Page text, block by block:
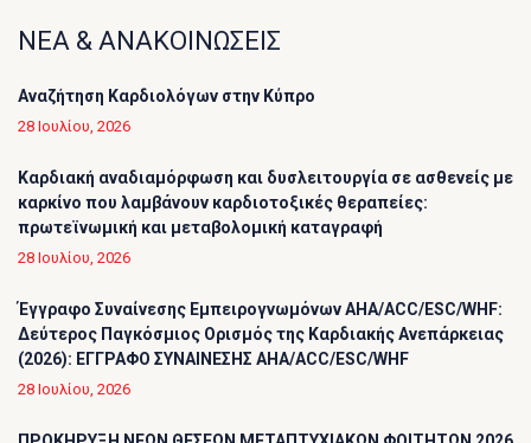
ΝΕΑ & ΑΝΑΚΟΙΝΩΣΕΙΣ
Αναζήτηση Καρδιολόγων στην Κύπρο
28 Ιουλίου, 2026
Καρδιακή αναδιαμόρφωση και δυσλειτουργία σε ασθενείς με
καρκίνο που λαμβάνουν καρδιοτοξικές θεραπείες:
πρωτεϊνωμική και μεταβολομική καταγραφή
28 Ιουλίου, 2026
Έγγραφο Συναίνεσης Εμπειρογνωμόνων AHA/ACC/ESC/WHF:
Δεύτερος Παγκόσμιος Ορισμός της Καρδιακής Ανεπάρκειας
(2026): ΕΓΓΡΑΦΟ ΣΥΝΑΙΝΕΣΗΣ AHA/ACC/ESC/WHF
28 Ιουλίου, 2026